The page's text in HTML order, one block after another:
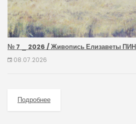
№ 7 _ 2026 / Живопись Елизаветы
08.07.2026
Подробнее